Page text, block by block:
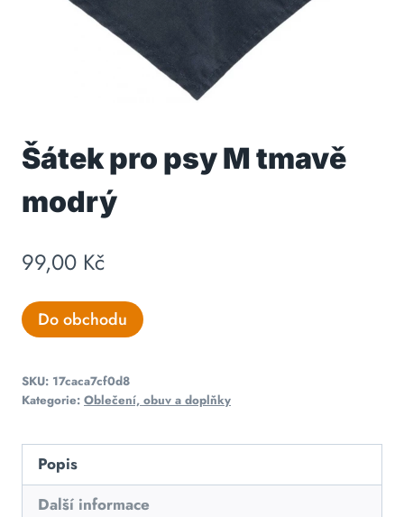
Šátek pro psy M tmavě
modrý
99,00 Kč
Do obchodu
SKU: 17caca7cf0d8
Kategorie: Oblečení, obuv a doplňky
Popis
Další informace